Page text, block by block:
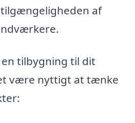
af
tilbygning til dit
være nyttigt at tænke